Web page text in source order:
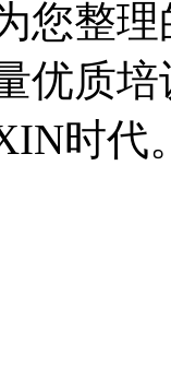
您整
优质
时代